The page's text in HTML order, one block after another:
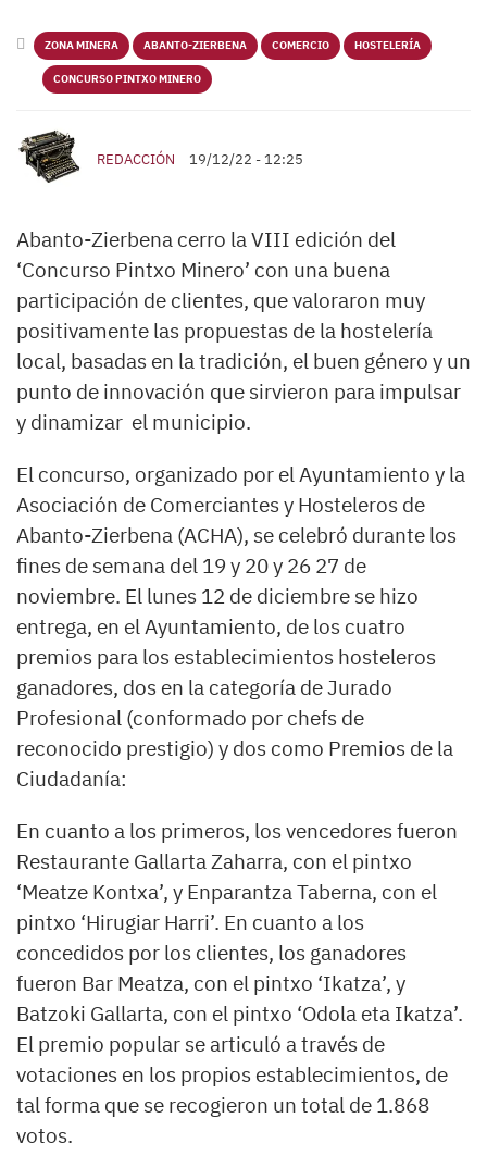
ZONA MINERA ABANTO-ZIERBENA COMERCIO HOSTELERÍA
CONCURSO PINTXO MINERO
REDACCIÓN 19/12/22 - 12:25
Abanto-Zierbena cerro la VIII edición del
‘Concurso Pintxo Minero’ con una buena
participación de clientes, que valoraron muy
positivamente las propuestas de la hostelería
local, basadas en la tradición, el buen género y un
punto de innovación que sirvieron para impulsar
y dinamizar el municipio.
El concurso, organizado por el Ayuntamiento y la
Asociación de Comerciantes y Hosteleros de
Abanto-Zierbena (ACHA), se celebró durante los
fines de semana del 19 y 20 y 26 27 de
noviembre. El lunes 12 de diciembre se hizo
entrega, en el Ayuntamiento, de los cuatro
premios para los establecimientos hosteleros
ganadores, dos en la categoría de Jurado
Profesional (conformado por chefs de
reconocido prestigio) y dos como Premios de la
Ciudadanía:
En cuanto a los primeros, los vencedores fueron
Restaurante Gallarta Zaharra, con el pintxo
‘Meatze Kontxa’, y Enparantza Taberna, con el
pintxo ‘Hirugiar Harri’. En cuanto a los
concedidos por los clientes, los ganadores
fueron Bar Meatza, con el pintxo ‘Ikatza’, y
Batzoki Gallarta, con el pintxo ‘Odola eta Ikatza’.
El premio popular se articuló a través de
votaciones en los propios establecimientos, de
tal forma que se recogieron un total de 1.868
votos.